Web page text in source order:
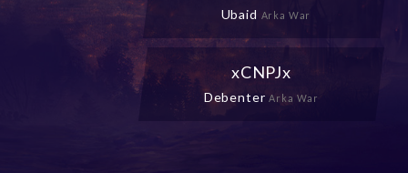
Ubaid Arka War
xCNPJx
DebenterArka War